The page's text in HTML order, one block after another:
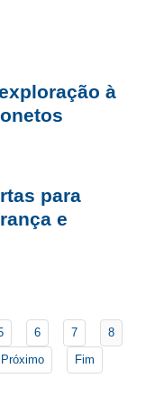
à
para
e
6 7
8
Próximo Fim